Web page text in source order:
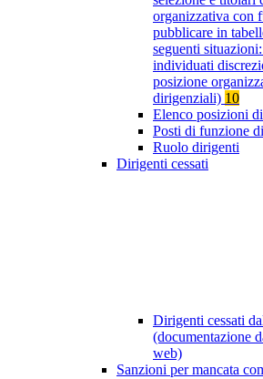
organizzativa con
pubblicare in
seguenti
individuati
posizione
dirigenziali) 10
Elenco posizioni
Posti di funzione
Ruolo dirigenti
Dirigenti cessati
Dirigenti cessati
(documentazione
web)
Sanzioni per mancata